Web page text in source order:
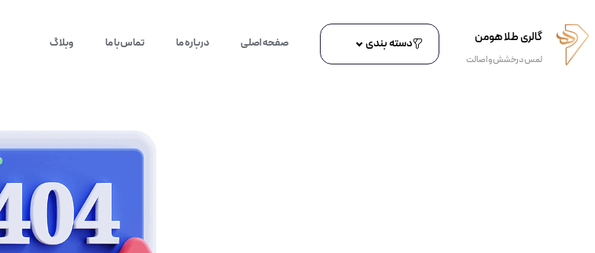
گالری طلا هومن
لمس درخشش و اصالت
دسته بندی صفحه اصلی درباره ما تماس با ما وبلاگ